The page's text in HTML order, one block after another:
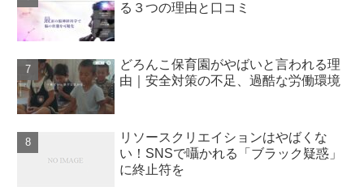
る３つの理由と口コミ
どろんこ保育園がやばいと言われる理
由｜安全対策の不足、過酷な労働環境
リソースクリエイションはやばくな
い！SNSで囁かれる「ブラック疑惑」
に終止符を